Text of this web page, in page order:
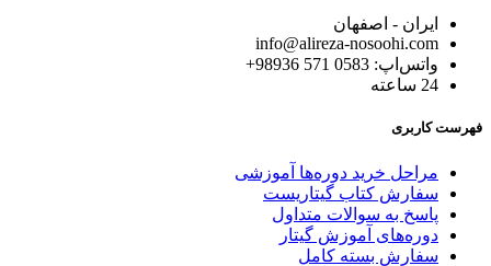
ایران - اصفهان
info@alireza-nosoohi.com
واتس‌اپ: 0583 571 98936+
24 ساعته
فهرست کاربری
مراحل خرید دوره‌ها آموزشی
سفارش کتاب گیتاریست
پاسخ به سوالات متداول
دوره‌های آموزش گیتار
سفارش بسته کامل